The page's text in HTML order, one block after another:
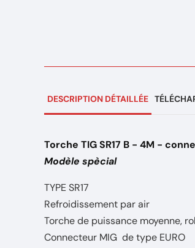
DESCRIPTION DÉTAILLÉE
Torche TIG SR17 B - 4M -
Modèle spècial
TYPE SR17
Refroidissement par air
Torche de puissance moyenne,
Connecteur MIG de type EURO